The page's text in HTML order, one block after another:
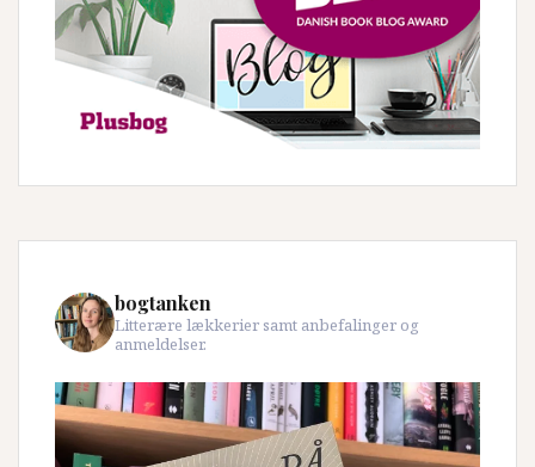
bogtanken
Litterære lækkerier samt anbefalinger og
anmeldelser.